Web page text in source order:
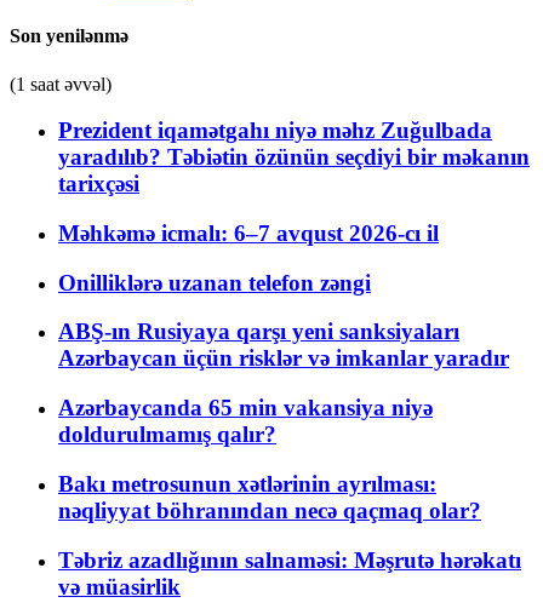
Son yenilənmə
(1 saat əvvəl)
Prezident iqamətgahı niyə məhz Zuğulbada
yaradılıb? Təbiətin özünün seçdiyi bir məkanın
tarixçəsi
Məhkəmə icmalı: 6–7 avqust 2026-cı il
Onilliklərə uzanan telefon zəngi
ABŞ-ın Rusiyaya qarşı yeni sanksiyaları
Azərbaycan üçün risklər və imkanlar yaradır
Azərbaycanda 65 min vakansiya niyə
doldurulmamış qalır?
Bakı metrosunun xətlərinin ayrılması:
nəqliyyat böhranından necə qaçmaq olar?
Təbriz azadlığının salnaməsi: Məşrutə hərəkatı
və müasirlik